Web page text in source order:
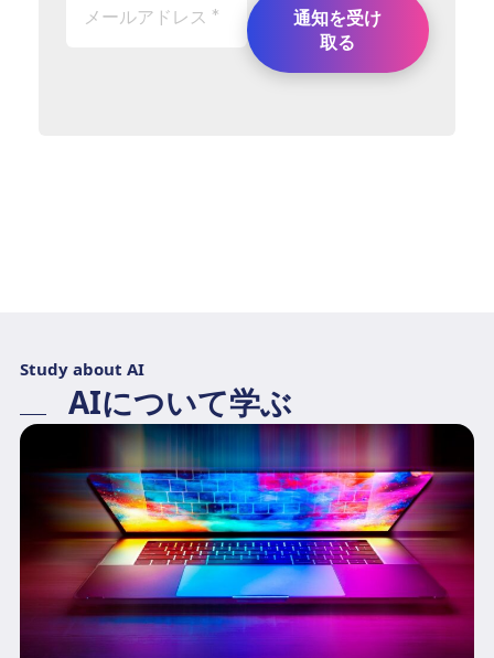
Study about AI
AIについて学ぶ